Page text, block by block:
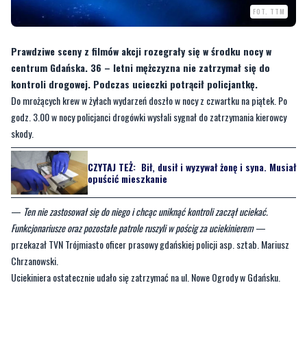
FOT. TTM
Prawdziwe sceny z filmów akcji rozegrały się w środku nocy w
centrum Gdańska. 36 – letni mężczyzna nie zatrzymał się do
kontroli drogowej. Podczas ucieczki potrącił policjantkę.
Do mrożących krew w żyłach wydarzeń doszło w nocy z czwartku na piątek. Po
godz. 3.00 w nocy policjanci drogówki wysłali sygnał do zatrzymania kierowcy
skody.
CZYTAJ TEŻ: Bił, dusił i wyzywał żonę i syna. Musiał
opuścić mieszkanie
— Ten nie zastosował się do niego i chcąc uniknąć kontroli zaczął uciekać.
Funkcjonariusze oraz pozostałe patrole ruszyli w pościg za uciekinierem—
przekazał TVN Trójmiasto oficer prasowy gdańskiej policji asp. sztab. Mariusz
Chrzanowski.
Uciekiniera ostatecznie udało się zatrzymać na ul. Nowe Ogrody w Gdańsku.